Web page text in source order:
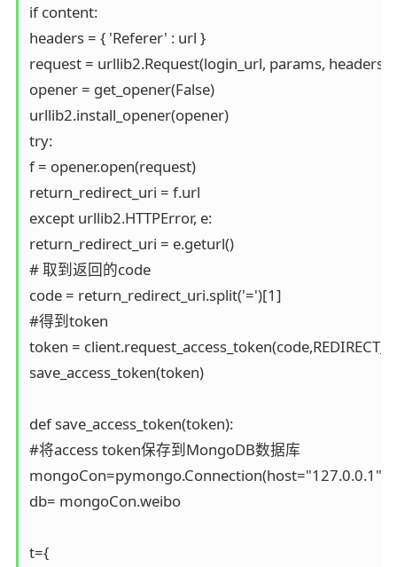
if content:
headers = { 'Referer' : url }
request = urllib2.Request(login_url, params, headers)
opener = get_opener(False)
urllib2.install_opener(opener)
try:
f = opener.open(request)
return_redirect_uri = f.url
except urllib2.HTTPError, e:
return_redirect_uri = e.geturl()
# 取到返回的code
code = return_redirect_uri.split('=')[1]
#得到token
token =
save_access_token(token)
def save_access_token(token):
#将access token保存到MongoDB数据库
db= mongoCon.weibo
t={